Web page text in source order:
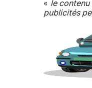
« le
publicités